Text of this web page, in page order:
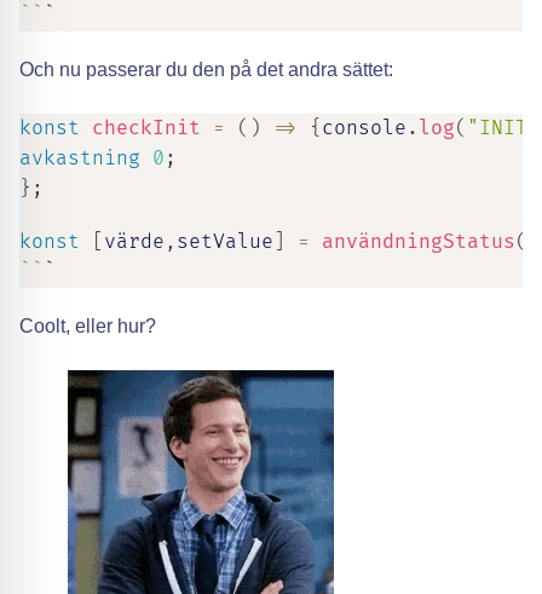
Och nu passerar du den på det andra sättet:
konst checkInit = ( ) => { console . log( "INIT"
avkastning 0 ;
} ;
konst värde , setValue = användningStatus(
Coolt, eller hur?